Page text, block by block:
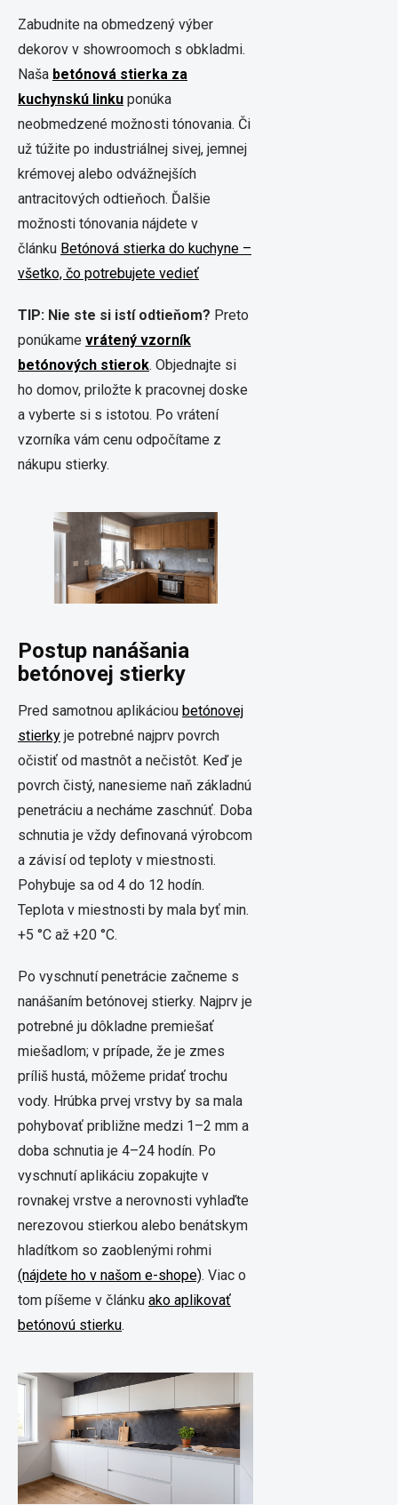
Zabudnite na obmedzený výber
dekorov v showroomoch s obkladmi.
Naša betónová stierka za
kuchynskú linku ponúka
neobmedzené možnosti tónovania. Či
už túžite po industriálnej sivej, jemnej
krémovej alebo odvážnejších
antracitových odtieňoch. Ďalšie
možnosti tónovania nájdete v
článku Betónová stierka do kuchyne –
všetko, čo potrebujete vedieť
TIP: Nie ste si istí odtieňom? Preto
ponúkame vrátený vzorník
betónových stierok. Objednajte si
ho domov, priložte k pracovnej doske
a vyberte si s istotou. Po vrátení
vzorníka vám cenu odpočítame z
nákupu stierky.
Postup nanášania
betónovej stierky
Pred samotnou aplikáciou betónovej
stierky je potrebné najprv povrch
očistiť od mastnôt a nečistôt. Keď je
povrch čistý, nanesieme naň základnú
penetráciu a necháme zaschnúť. Doba
schnutia je vždy definovaná výrobcom
a závisí od teploty v miestnosti.
Pohybuje sa od 4 do 12 hodín.
Teplota v miestnosti by mala byť min.
+5 °C až +20 °C.
Po vyschnutí penetrácie začneme s
nanášaním betónovej stierky. Najprv je
potrebné ju dôkladne premiešať
miešadlom; v prípade, že je zmes
príliš hustá, môžeme pridať trochu
vody. Hrúbka prvej vrstvy by sa mala
pohybovať približne medzi 1–2 mm a
doba schnutia je 4–24 hodín. Po
vyschnutí aplikáciu zopakujte v
rovnakej vrstve a nerovnosti vyhlaďte
nerezovou stierkou alebo benátskym
hladítkom so zaoblenými rohmi
(nájdete ho v našom e-shope). Viac o
tom píšeme v článku ako aplikovať
betónovú stierku.